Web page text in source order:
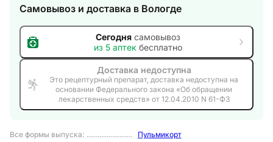
Все формы выпуска:
Пульмикорт
Самовывоз и доставка в Вологде
Сегоднясамовывоз
из 5 аптек бесплатно
Доставка недоступна
Это рецептурный препарат, доставка недоступна на
основании Федерального закона «Об обращении
лекарственных средств» от 12.04.2010 N 61-ФЗ